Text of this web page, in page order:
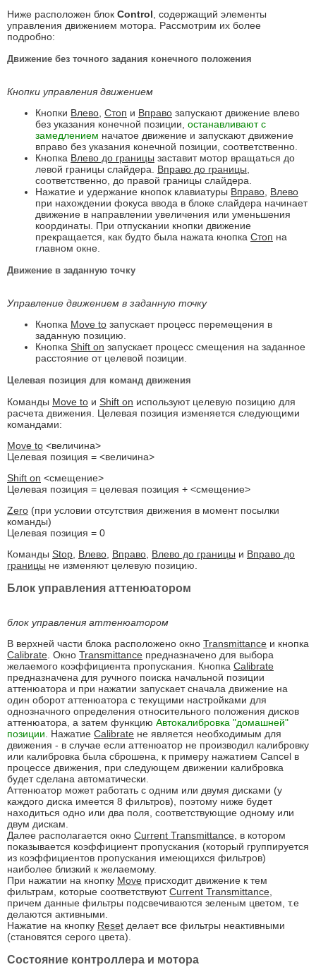
Ниже расположен блок Control, содержащий элементы
управления движением мотора. Рассмотрим их более
подробно:
Движение без точного задания конечного положения
Кнопки управления движением
Кнопки Влево, Стоп и Вправо запускают движение влево
без указания конечной позиции, останавливают с
замедлением начатое движение и запускают движение
вправо без указания конечной позиции, соответственно.
Кнопка Влево до границы заставит мотор вращаться до
левой границы слайдера. Вправо до границы,
соответственно, до правой границы слайдера.
Нажатие и удержание кнопок клавиатуры Вправо, Влево
при нахождении фокуса ввода в блоке слайдера начинает
движение в направлении увеличения или уменьшения
координаты. При отпускании кнопки движение
прекращается, как будто была нажата кнопка Стоп на
главном окне.
Движение в заданную точку
Управление движением в заданную точку
Кнопка Move to запускает процесс перемещения в
заданную позицию.
Кнопка Shift on запускает процесс смещения на заданное
расстояние от целевой позиции.
Целевая позиция для команд движения
Команды Move to и Shift on используют целевую позицию для
расчета движения. Целевая позиция изменяется следующими
командами:
Move to <величина>
Целевая позиция = <величина>
Shift on <смещение>
Целевая позиция = целевая позиция + <смещение>
Zero (при условии отсутствия движения в момент посылки
команды)
Целевая позиция = 0
Команды Stop, Влево, Вправо, Влево до границы и Вправо до
границы не изменяют целевую позицию.
Блок управления аттенюатором
блок управления аттенюатором
В верхней части блока расположено окно Transmittance и кнопка
Calibrate. Окно Transmittance предназначено для выбора
желаемого коэффициента пропускания. Кнопка Calibrate
предназначена для ручного поиска начальной позиции
аттенюатора и при нажатии запускает сначала движение на
один оборот аттенюатора с текущими настройками для
однозначного определения относительного положения дисков
аттенюатора, а затем функцию Автокалибровка "домашней"
позиции. Нажатие Calibrate не является необходимым для
движения - в случае если аттенюатор не производил калибровку
или калибровка была сброшена, к примеру нажатием Cancel в
процессе движения, при следующем движении калибровка
будет сделана автоматически.
Аттенюатор может работать с одним или двумя дисками (у
каждого диска имеется 8 фильтров), поэтому ниже будет
находиться одно или два поля, соответствующие одному или
двум дискам.
Далее располагается окно Current Transmittance, в котором
показывается коэффициент пропускания (который группируется
из коэффициентов пропускания имеющихся фильтров)
наиболее близкий к желаемому.
При нажатии на кнопку Move присходит движение к тем
фильтрам, которые соответствуютCurrent Transmittance,
причем данные фильтры подсвечиваются зеленым цветом, т.е
делаются активными.
Нажатие на кнопку Reset делает все фильтры неактивными
(становятся серого цвета).
Состояние контроллера и мотора